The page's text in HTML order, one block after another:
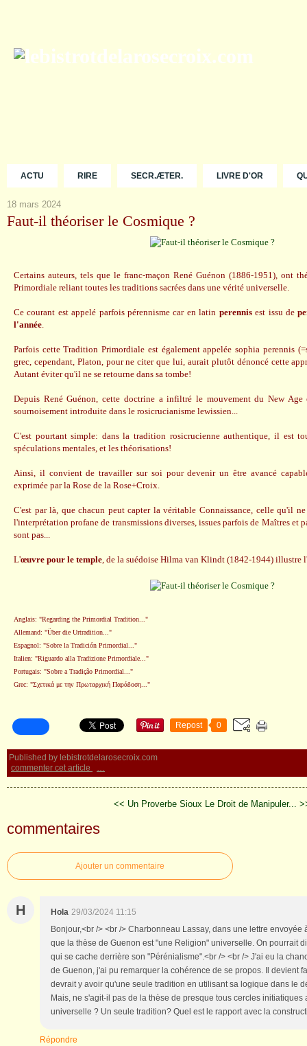
ACTU RIRE SECR.ÆTER. LIVRE D'OR
18 mars 2024
Faut-il théoriser le Cosmique ?
Certains auteurs, tels que le franc-maçon René Guénon (1886-1951), ont
Primordiale reliant toutes les traditions sacrées dans une vérité universelle.
Ce courant est appelé parfois pérennisme car en latin perennisest issu de
l'année.
Parfois cette Tradition Primordiale est également appelée sophia perennis
grec, cependant, Platon, pour ne citer que lui, aurait plutôt dénoncé cette
Autant éviter qu'il ne se retourne dans sa tombe!
Depuis René Guénon, cette doctrine a infiltré le mouvement du New
sournoisement introduite dans le rosicrucianisme lewissien...
C'est pourtant simple: dans la tradition rosicrucienne authentique, il est
spéculations mentales, et les théorisations!
Ainsi, il convient de travailler sur soi pour devenir un être avancé
exprimée par la Rose de la Rose+Croix.
C'est par là, que chacun peut capter la véritable Connaissance, celle qu'il
l'interprétation profane de transmissions diverses, issues parfois de Maîtres et
sont pas...
L'œuvre pour le temple, de la suédoise Hilma van Klindt (1842-1944) illustre
Anglais: "Regarding the Primordial Tradition..."
Allemand: "Über die Urtradition..."
Espagnol: "Sobre la Tradición Primordial..."
Italien: "Riguardo alla Tradizione Primordiale..."
Portugais: "Sobre a Tradição Primordial..."
Grec: "Σχετικά με την Πρωταρχική Παράδοση..."
Repost 0
Published by lebistrotdelarosecroix.com
commenter cet article
…
<< Un Proverbe Sioux Le Droit de Manipuler...
commentaires
Ajouter un commentaire
H Hola 29/03/2024 11:15
Bonjour,<br /> <br /> Charbonneau Lassay, dans une lettre envoyée
que la thèse de Guenon est "une Religion" universelle. On pourrait
qui se cache derrière son "Pérénialisme".<br /> <br /> J'ai eu la
de Guenon, j'ai pu remarquer la cohérence de se propos. Il devient
devrait y avoir qu'une seule tradition en utilisant sa logique dans le
Mais, ne s'agit-il pas de la thèse de presque tous cercles
universelle ? Un seule tradition? Quel est le rapport avec la
Répondre